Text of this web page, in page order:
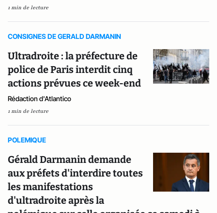
1 min de lecture
CONSIGNES DE GERALD DARMANIN
Ultradroite : la préfecture de
police de Paris interdit cinq
actions prévues ce week-end
Rédaction d'Atlantico
1 min de lecture
POLEMIQUE
Gérald Darmanin demande
aux préfets d'interdire toutes
les manifestations
d'ultradroite après la